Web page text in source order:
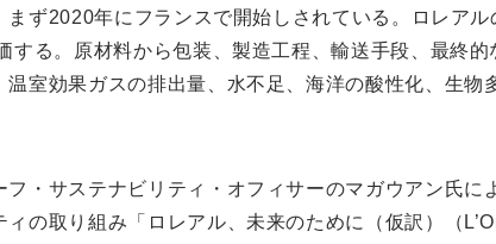
まず2020年にフランスで開始しされている。ロレア
する。原材料から包装、製造工程、輸送手段、最終
温室効果ガスの排出量、水不足、海洋の酸性化、生
フ・サステナビリティ・オフィサーのマガウアン氏
ィの取り組み「ロレアル、未来のために（仮訳）（